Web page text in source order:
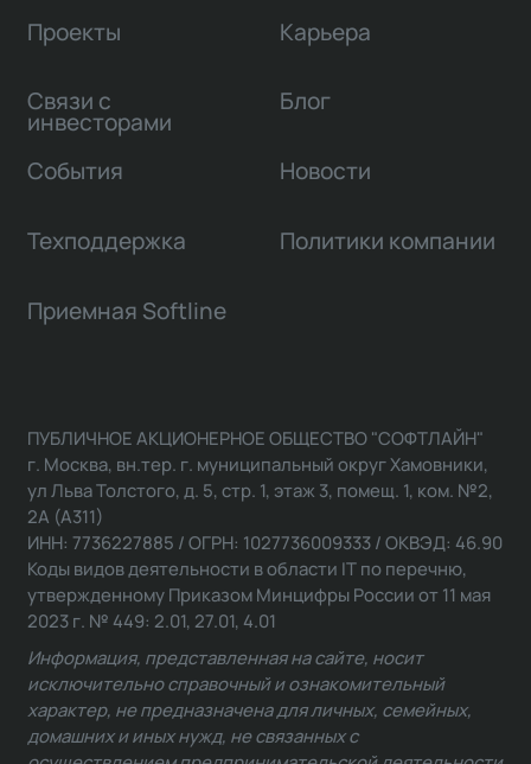
Проекты
Связи с
инвесторами
Карьера
Блог
События Новости
Техподдержка Политики компании
Приемная Softline
ПУБЛИЧНОЕ АКЦИОНЕРНОЕ ОБЩЕСТВО "СОФТЛАЙН"
г. Москва, вн.тер. г. муниципальный округ Хамовники,
ул Льва Толстого, д. 5, стр. 1, этаж 3, помещ. 1, ком. №2,
2А (А311)
ИНН: 7736227885 / ОГРН: 1027736009333 / ОКВЭД: 46.90
Коды видов деятельности в области IT по перечню,
утвержденному Приказом Минцифры России от 11 мая
2023 г. № 449: 2.01, 27.01, 4.01
Информация, представленная на сайте, носит
исключительно справочный и ознакомительный
характер, не предназначена для личных, семейных,
домашних и иных нужд, не связанных с